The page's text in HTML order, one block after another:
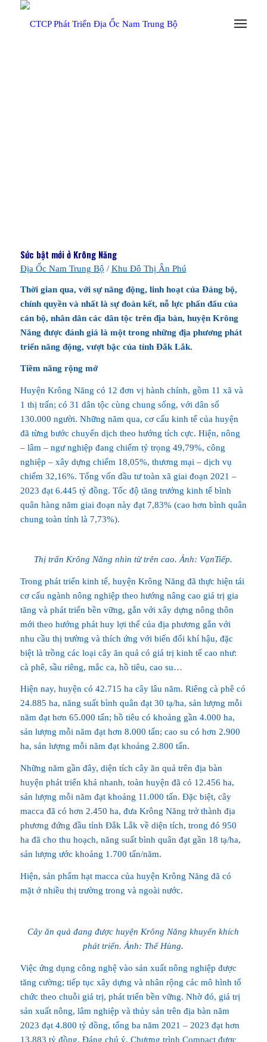
Sức bật mới ở Krông Năng
Địa Ốc Nam Trung Bộ / Khu Đô Thị Ân Phú
Thời gian qua, với sự năng động, linh hoạt của Đảng bộ,
chính quyền và nhất là sự đoàn kết, nỗ lực phấn đấu của
cán bộ, nhân dân các dân tộc trên địa bàn, huyện Krông
Năng được đánh giá là một trong những địa phương phát
triển năng động, vượt bậc của tỉnh Đắk Lắk.
Tiềm năng rộng mở
Huyện Krông Năng có 12 đơn vị hành chính, gồm 11 xã và
1 thị trấn; có 31 dân tộc cùng chung sống, với dân số
130.000 người. Những năm qua, cơ cấu kinh tế của huyện
đã từng bước chuyển dịch theo hướng tích cực. Hiện, nông
– lâm – ngư nghiệp đang chiếm tỷ trọng 49,79%, công
nghiệp – xây dựng chiếm 18,05%, thương mại – dịch vụ
chiếm 32,16%. Tổng vốn đầu tư toàn xã giai đoạn 2021 –
2023 đạt 6.445 tỷ đồng. Tốc độ tăng trưởng kinh tế bình
quân hàng năm giai đoạn này đạt 7,83% (cao hơn bình quân
chung toàn tỉnh là 7,73%).
Thị trấn Krông Năng nhìn từ trên cao. Ảnh: VạnTiếp.
Trong phát triển kinh tế, huyện Krông Năng đã thực hiện tái
cơ cấu ngành nông nghiệp theo hướng nâng cao giá trị gia
tăng và phát triển bền vững, gắn với xây dựng nông thôn
mới theo hướng phát huy lợi thế của địa phương gắn với
nhu cầu thị trường và thích ứng với biến đổi khí hậu, đặc
biệt là trồng các loại cây ăn quả có giá trị kinh tế cao như:
cà phê, sầu riêng, mắc ca, hồ tiêu, cao su…
Hiện nay, huyện có 42.715 ha cây lâu năm. Riêng cà phê có
24.885 ha, năng suất bình quân đạt 30 tạ/ha, sản lượng mỗi
năm đạt hơn 65.000 tấn; hồ tiêu có khoảng gần 4.000 ha,
sản lượng mỗi năm đạt hơn 8.000 tấn; cao su có hơn 2.900
ha, sản lượng mỗi năm đạt khoảng 2.800 tấn.
Những năm gần đây, diện tích cây ăn quả trên địa bàn
huyện phát triển khá nhanh, toàn huyện đã có 12.456 ha,
sản lượng mỗi năm đạt khoảng 11.000 tấn. Đặc biệt, cây
macca đã có hơn 2.450 ha, đưa Krông Năng trở thành địa
phương đứng đầu tỉnh Đắk Lắk về diện tích, trong đó 950
ha đã cho thu hoạch, năng suất bình quân đạt gần 18 tạ/ha,
sản lượng ước khoảng 1.700 tấn/năm.
Hiện, sản phẩm hạt macca của huyện Krông Năng đã có
mặt ở nhiều thị trường trong và ngoài nước.
Cây ăn quả đang được huyện Krông Năng khuyến khích
phát triển. Ảnh: Thế Hùng.
Việc ứng dụng công nghệ vào sản xuất nông nghiệp được
tăng cường; tiếp tục xây dựng và nhân rộng các mô hình tổ
chức theo chuỗi giá trị, phát triển bền vững. Nhờ đó, giá trị
sản xuất nông, lâm nghiệp và thủy sản trên địa bàn năm
2023 đạt 4.800 tỷ đồng, tổng ba năm 2021 – 2023 đạt hơn
13.883 tỷ đồng. Đáng chú ý, Chương trình Compact được